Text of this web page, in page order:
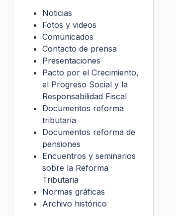
Noticias
Fotos y videos
Comunicados
Contacto de prensa
Presentaciones
Pacto por el Crecimiento,
el Progreso Social y la
Responsabilidad Fiscal
Documentos reforma
tributaria
Documentos reforma de
pensiones
Encuentros y seminarios
sobre la Reforma
Tributaria
Normas gráficas
Archivo histórico